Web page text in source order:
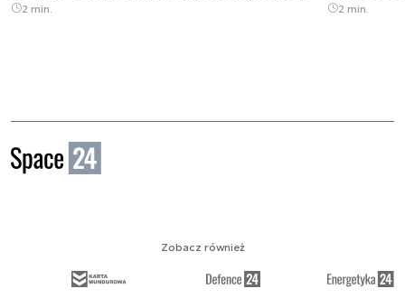
2 min. 2 min.
Zobacz również